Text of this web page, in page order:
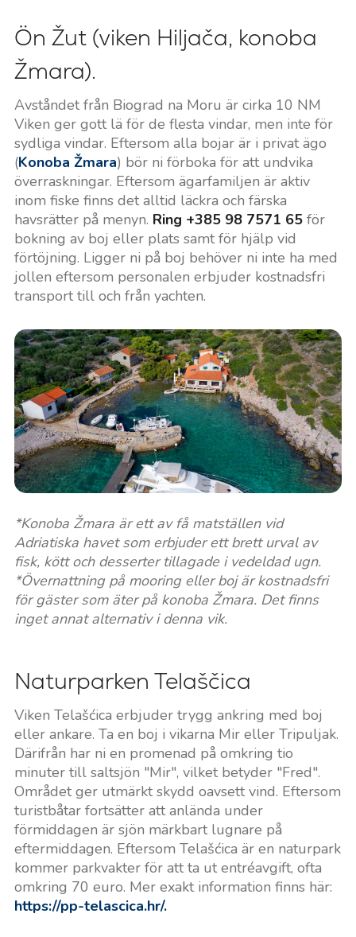
Ön Žut (viken Hiljača, konoba
Žmara).
Avståndet från Biograd na Moru är cirka 10 NM
Viken ger gott lä för de flesta vindar, men inte för
sydliga vindar. Eftersom alla bojar är i privat ägo
(Konoba Žmara) bör ni förboka för att undvika
överraskningar. Eftersom ägarfamiljen är aktiv
inom fiske finns det alltid läckra och färska
havsrätter på menyn. Ring +385 98 7571 65för
bokning av boj eller plats samt för hjälp vid
förtöjning. Ligger ni på boj behöver ni inte ha med
jollen eftersom personalen erbjuder kostnadsfri
transport till och från yachten.
*Konoba Žmara är ett av få matställen vid
Adriatiska havet som erbjuder ett brett urval av
fisk, kött och desserter tillagade i vedeldad ugn.
*Övernattning på mooring eller boj är kostnadsfri
för gäster som äter på konoba Žmara. Det finns
inget annat alternativ i denna vik.
Naturparken Telaščica
Viken Telašćica erbjuder trygg ankring med boj
eller ankare. Ta en boj i vikarna Mir eller Tripuljak.
Därifrån har ni en promenad på omkring tio
minuter till saltsjön "Mir", vilket betyder "Fred".
Området ger utmärkt skydd oavsett vind. Eftersom
turistbåtar fortsätter att anlända under
förmiddagen är sjön märkbart lugnare på
eftermiddagen. Eftersom Telašćica är en naturpark
kommer parkvakter för att ta ut entréavgift, ofta
omkring 70 euro. Mer exakt information finns här:
https://pp-telascica.hr/.